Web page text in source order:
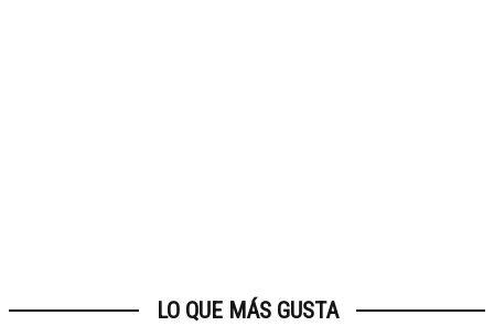
LO QUE MÁS GUSTA